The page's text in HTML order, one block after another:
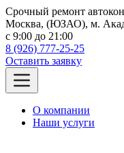
Срочный ремонт
Москва, (ЮЗАО), м.
c 9:00 до 21:00
8 (926) 777-25-25
Оставить заявку
О компании
Наши услуги